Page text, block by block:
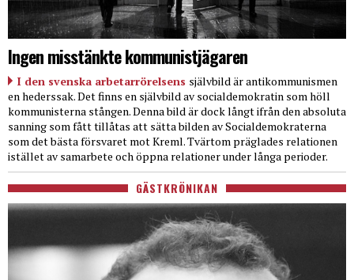
Ingen misstänkte kommunistjägaren
I den svenska arbetarrörelsens självbild är antikommunismen
en hederssak. Det finns en självbild av socialdemokratin som höll
kommunisterna stången. Denna bild är dock långt ifrån den absoluta
sanning som fått tillåtas att sätta bilden av Socialdemokraterna
som det bästa försvaret mot Kreml. Tvärtom präglades relationen
istället av samarbete och öppna relationer under långa perioder.
GÄSTKRÖNIKAN